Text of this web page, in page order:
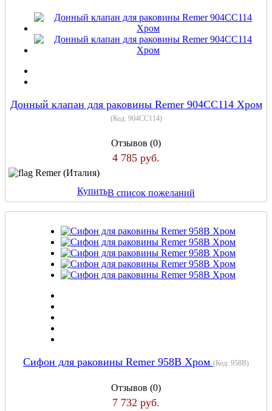
Донный клапан для раковины Remer 904CC114 Хром
(Код: 904CC114)
Отзывов (0)
4 785 руб.
Remer (Италия)
КупитьВ список пожеланий
Сифон для раковины Remer 958B Хром (Код: 958B)
Отзывов (0)
7 732 руб.